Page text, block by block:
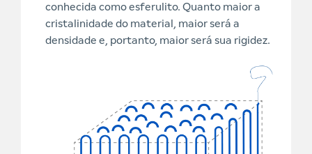
conhecida como esferulito. Quanto maior a
cristalinidade do material, maior será a
densidade e, portanto, maior será sua rigidez.